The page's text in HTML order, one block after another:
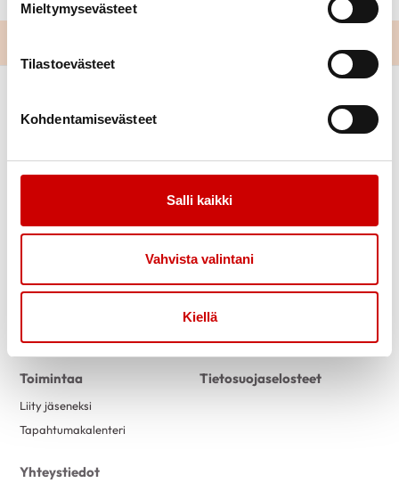
Mieltymysevästeet
Tilastoevästeet
Kohdentamisevästeet
Salli kaikki
Vahvista valintani
Kiellä
Link to facebook
Link to twitter
Link to instagram
Link to youtube
Tietoa Tukea
Kuntoutus
Toimintaa
Liity jäseneksi
Tapahtumakalenteri
Tietosuojaselosteet
Yhteystiedot